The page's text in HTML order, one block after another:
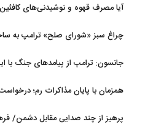
آیا مصرف قهوه و نوشیدنی‌های
چراغ سبز «شورای صلح» ترامپ به
جانسون: ترامپ از پیامدهای جنگ با
همزمان با پایان مذاکرات رم؛
پرهیز از چند صدایی مقابل دشمن/